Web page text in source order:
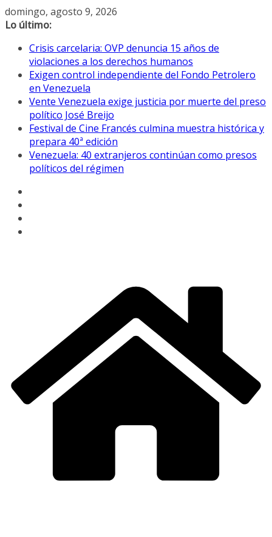
Saltar
al
domingo, agosto 9, 2026
Lo último:
Crisis carcelaria: OVP denuncia 15 años de
violaciones a los derechos humanos
Exigen control independiente del Fondo Petrolero
en Venezuela
Vente Venezuela exige justicia por muerte del preso
político José Breijo
Festival de Cine Francés culmina muestra histórica y
prepara 40ª edición
Venezuela: 40 extranjeros continúan como presos
políticos del régimen